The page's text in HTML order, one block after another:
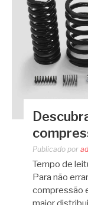
Publicado por
Tempo de
Para não
compressão